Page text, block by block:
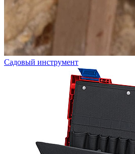
Садовый инструмент